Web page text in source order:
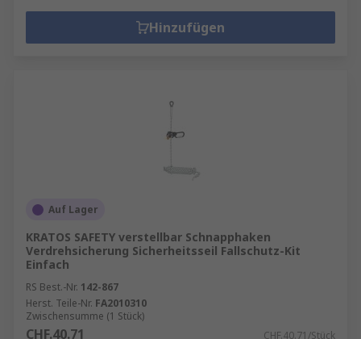
Hinzufügen
Auf Lager
KRATOS SAFETY verstellbar Schnapphaken
Verdrehsicherung Sicherheitsseil Fallschutz-Kit
Einfach
RS Best.-Nr. 142-867
Herst. Teile-Nr. FA2010310
Zwischensumme (1 Stück)
CHF.40.71 CHF.40.71/Stück